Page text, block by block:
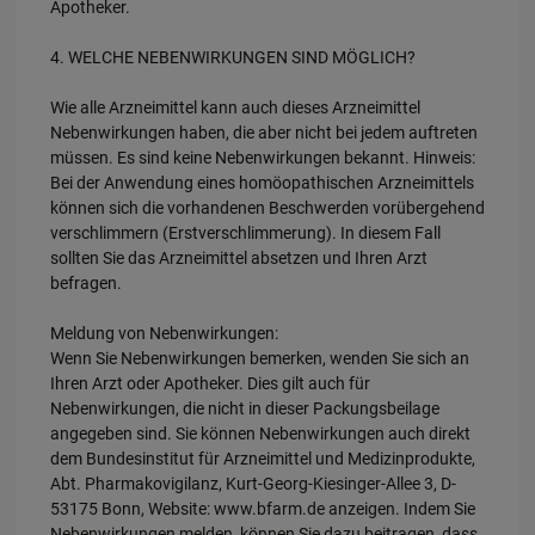
Apotheker.
4. WELCHE NEBENWIRKUNGEN SIND MÖGLICH?
Wie alle Arzneimittel kann auch dieses Arzneimittel
Nebenwirkungen haben, die aber nicht bei jedem auftreten
müssen. Es sind keine Nebenwirkungen bekannt. Hinweis:
Bei der Anwendung eines homöopathischen Arzneimittels
können sich die vorhandenen Beschwerden vorübergehend
verschlimmern (Erstverschlimmerung). In diesem Fall
sollten Sie das Arzneimittel absetzen und Ihren Arzt
befragen.
Meldung von Nebenwirkungen:
Wenn Sie Nebenwirkungen bemerken, wenden Sie sich an
Ihren Arzt oder Apotheker. Dies gilt auch für
Nebenwirkungen, die nicht in dieser Packungsbeilage
angegeben sind. Sie können Nebenwirkungen auch direkt
dem Bundesinstitut für Arzneimittel und Medizinprodukte,
Abt. Pharmakovigilanz, Kurt-Georg-Kiesinger-Allee 3, D-
53175 Bonn, Website: www.bfarm.de anzeigen. Indem Sie